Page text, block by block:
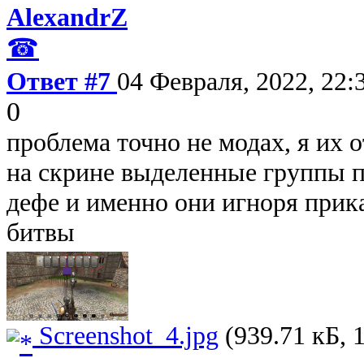
AlexandrZ
☎
Ответ #7 04 Февраля, 2022,
0
проблема точно не модах, я их
на скрине выделенные группы
дефе и именно они игноря
битвы
Screenshot_4.jpg (939.71 кБ,